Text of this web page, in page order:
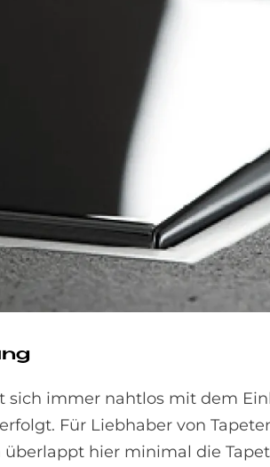
sich immer nahtlos mit dem
Für Liebhaber von
hier minimal die